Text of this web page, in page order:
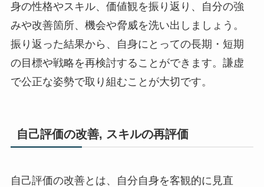
身の性格やスキル、価値観を振り返り、自分の強
みや改善箇所、機会や脅威を洗い出しましょう。
振り返った結果から、自身にとっての長期・短期
の目標や戦略を再検討することができます。謙虚
で公正な姿勢で取り組むことが大切です。
自己評価の改善, スキルの再評価
自己評価の改善とは、自分自身を客観的に見直